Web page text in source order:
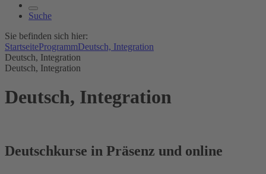
Suche
Sie befinden sich hier:
StartseiteProgrammDeutsch, Integration
Deutsch, Integration
Deutsch, Integration
Deutsch, Integration
Deutschkurse in Präsenz und online